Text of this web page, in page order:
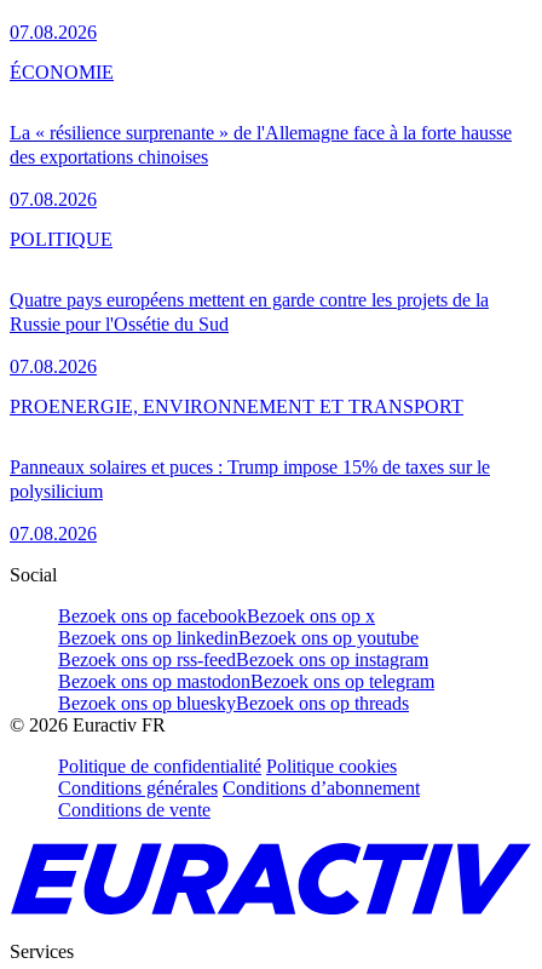
07.08.2026
La « résilience surprenante » de l'Allemagne face à la forte hausse
des exportations chinoises
07.08.2026
ÉCONOMIE
Quatre pays européens mettent en garde contre les projets de la
Russie pour l'Ossétie du Sud
07.08.2026
POLITIQUE
Panneaux solaires et puces : Trump impose 15% de taxes sur le
polysilicium
07.08.2026
PROENERGIE, ENVIRONNEMENT ET TRANSPORT
Social
Bezoek ons op facebookBezoek ons op x
Bezoek ons op linkedinBezoek ons op youtube
Bezoek ons op rss-feedBezoek ons op instagram
Bezoek ons op mastodonBezoek ons op telegram
Bezoek ons op blueskyBezoek ons op threads
© 2026 Euractiv FR
Politique de confidentialité Politique cookies
Conditions générales Conditions d’abonnement
Conditions de vente
Services